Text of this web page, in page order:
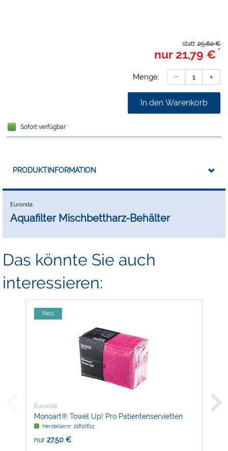
25,62 €
statt
nur 21,79 € *
Menge:
In den Warenkorb
Sofort verfügbar
PRODUKTINFORMATION
Euronda
Aquafilter Mischbettharz-Behälter
Das könnte Sie auch
interessieren:
Neu
Euronda
Monoart® Towel Up! Pro Patientenservietten
Herstellernr: 21810613
nur 27,50 €